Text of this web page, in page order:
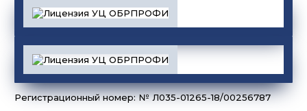
Регистрационный номер: № Л035-01265-18/00256787